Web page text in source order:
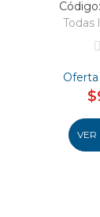
Código:
Todas
VER